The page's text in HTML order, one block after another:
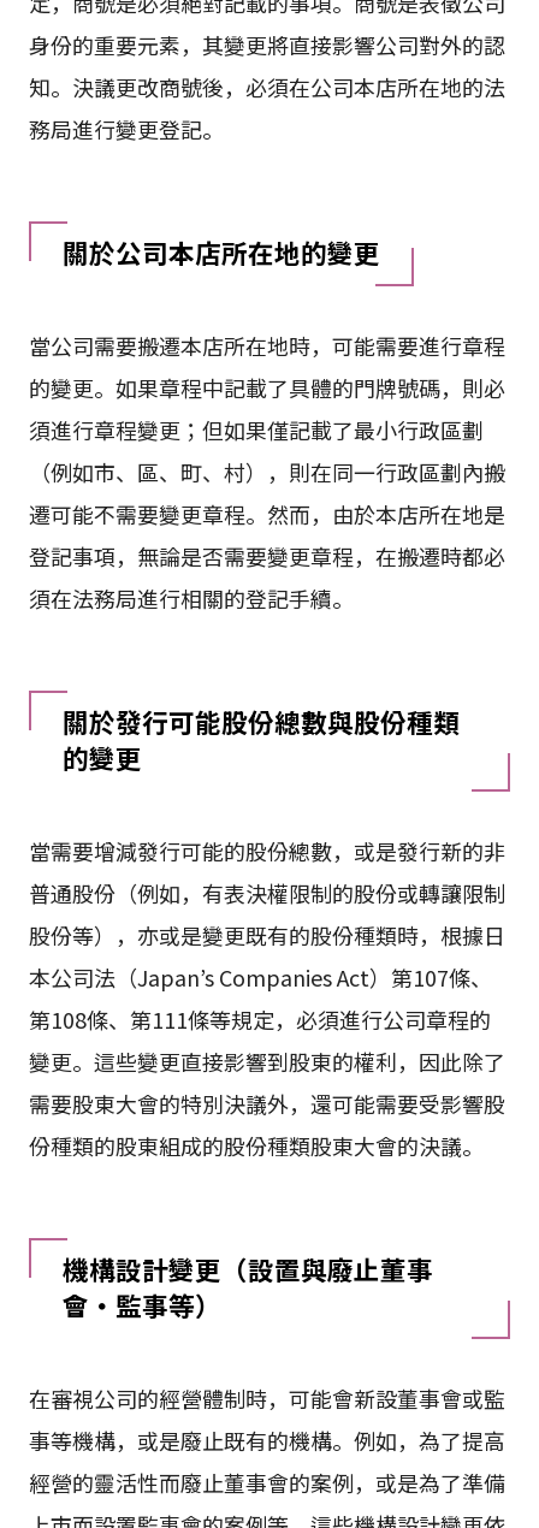
身份的重要元素，其變更將直接影響公司對外的認
知。決議更改商號後，必須在公司本店所在地的法
務局進行變更登記。
關於公司本店所在地的變更
當公司需要搬遷本店所在地時，可能需要進行章程
的變更。如果章程中記載了具體的門牌號碼，則必
須進行章程變更；但如果僅記載了最小行政區劃
（例如市、區、町、村），則在同一行政區劃內搬
遷可能不需要變更章程。然而，由於本店所在地是
登記事項，無論是否需要變更章程，在搬遷時都必
須在法務局進行相關的登記手續。
關於發行可能股份總數與股份種類
的變更
當需要增減發行可能的股份總數，或是發行新的非
普通股份（例如，有表決權限制的股份或轉讓限制
股份等），亦或是變更既有的股份種類時，根據日
本公司法（Japan’s Companies Act）第107條、
第108條、第111條等規定，必須進行公司章程的
變更。這些變更直接影響到股東的權利，因此除了
需要股東大會的特別決議外，還可能需要受影響股
份種類的股東組成的股份種類股東大會的決議。
機構設計變更（設置與廢止董事
會・監事等）
在審視公司的經營體制時，可能會新設董事會或監
事等機構，或是廢止既有的機構。例如，為了提高
經營的靈活性而廢止董事會的案例，或是為了準備